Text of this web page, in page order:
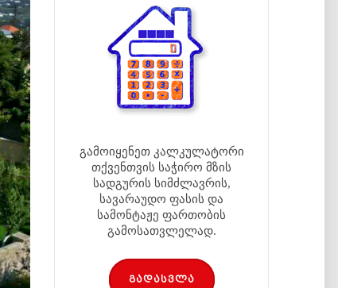
გამოიყენეთ კალკულატორი
თქვენთვის საჭირო მზის
სადგურის სიმძლავრის,
სავარაუდო ფასის და
სამონტაჟე ფართობის
გამოსათვლელად.
გადასვლა